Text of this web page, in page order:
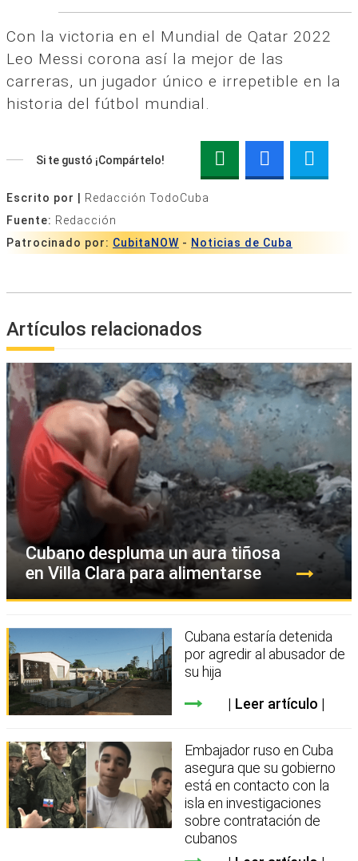
Con la victoria en el Mundial de Qatar 2022
Leo Messi corona así la mejor de las
carreras, un jugador único e irrepetible en la
historia del fútbol mundial.
Si te gustó ¡Compártelo!
Escrito por |
Redacción TodoCuba
Fuente: Redacción
Patrocinado por: CubitaNOW - Noticias de Cuba
Artículos relacionados
Cubano despluma un aura tiñosa
en Villa Clara para alimentarse
Cubana estaría detenida
por agredir al abusador de
su hija
Leer artículo
Embajador ruso en Cuba
asegura que su gobierno
está en contacto con la
isla en investigaciones
sobre contratación de
cubanos